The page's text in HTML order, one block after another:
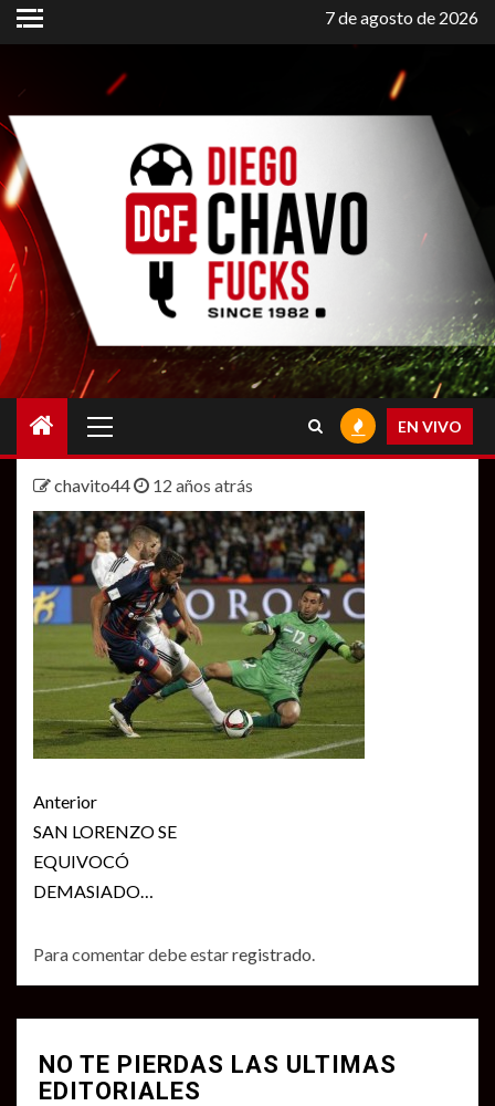
Saltar
al
7 de agosto de 2026
principal
EN VIVO
chavito44 12 años atrás
Seguir
leyendo
Anterior
SAN LORENZO SE
EQUIVOCÓ
DEMASIADO…
Para comentar debe estarregistrado.
NO TE PIERDAS LAS ULTIMAS
EDITORIALES